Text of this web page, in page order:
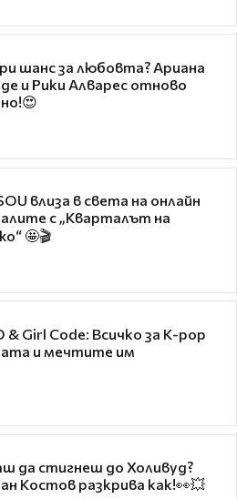
шанс за любовта? Ариана
и Рики Алварес отново
влиза в света на онлайн
с „Кварталът на
🤩🎬
& Girl Code: Всичко за K-pop
и мечтите им
да стигнеш до Холивуд?
Костов разкрива как!👀💥